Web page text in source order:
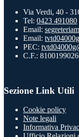
Via Verdi, 40 -
Tel: 0423 491080
Email:
Email:
PEC:
C.F.:
Sezione Link Utili
Cookie policy
Note legali
Informativa